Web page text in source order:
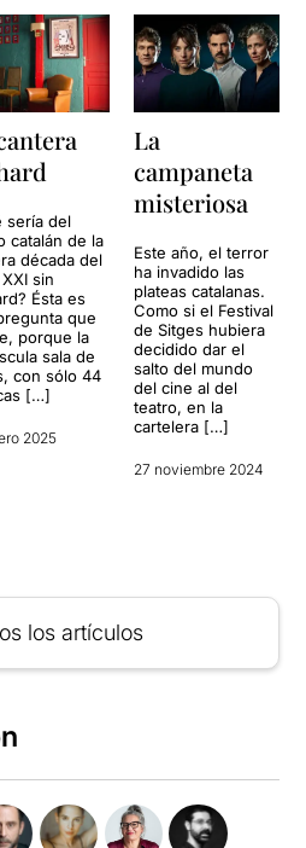
sería del
catalán de la
década del
sin
Ésta es
que
porque la
sala de
con sólo 44
[…]
2025
La
campaneta
misteriosa
Este año, el terror
ha invadido las
plateas catalanas.
Como si el Festival
de Sitges hubiera
decidido dar el
salto del mundo
del cine al del
teatro, en la
cartelera […]
27 noviembre 2024
los artículos